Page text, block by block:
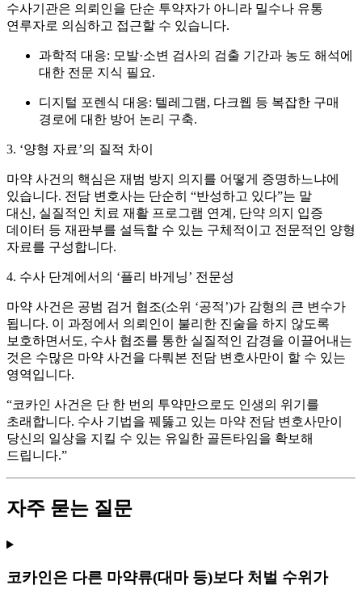
수사기관은 의뢰인을 단순 투약자가 아니라 밀수나 유통
연루자로 의심하고 접근할 수 있습니다.
과학적 대응: 모발·소변 검사의 검출 기간과 농도 해석에
대한 전문 지식 필요.
디지털 포렌식 대응: 텔레그램, 다크웹 등 복잡한 구매
경로에 대한 방어 논리 구축.
3. ‘양형 자료’의 질적 차이
마약 사건의 핵심은 재범 방지 의지를 어떻게 증명하느냐에
있습니다. 전담 변호사는 단순히 “반성하고 있다”는 말
대신, 실질적인 치료 재활 프로그램 연계, 단약 의지 입증
데이터 등 재판부를 설득할 수 있는 구체적이고 전문적인 양형
자료를 구성합니다.
4. 수사 단계에서의 ‘플리 바게닝’ 전문성
마약 사건은 공범 검거 협조(소위 ‘공적’)가 감형의 큰 변수가
됩니다. 이 과정에서 의뢰인이 불리한 진술을 하지 않도록
보호하면서도, 수사 협조를 통한 실질적인 감경을 이끌어내는
것은 수많은 마약 사건을 다뤄본 전담 변호사만이 할 수 있는
영역입니다.
“코카인 사건은 단 한 번의 투약만으로도 인생의 위기를
초래합니다. 수사 기법을 꿰뚫고 있는 마약 전담 변호사만이
당신의 일상을 지킬 수 있는 유일한 골든타임을 확보해
드립니다.”
자주 묻는 질문
코카인은 다른 마약류(대마 등)보다 처벌 수위가